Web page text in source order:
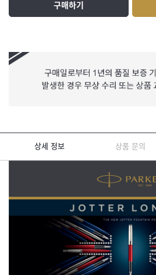
구매하기
상세 정보 상품 문의